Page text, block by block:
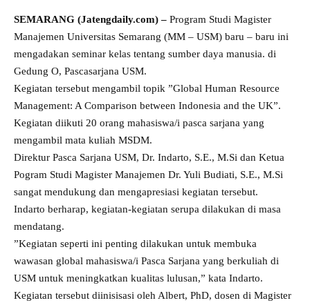
SEMARANG (Jatengdaily.com) – Program Studi Magister
Manajemen Universitas Semarang (MM – USM) baru – baru ini
mengadakan seminar kelas tentang sumber daya manusia. di
Gedung O, Pascasarjana USM.
Kegiatan tersebut mengambil topik ”Global Human Resource
Management: A Comparison between Indonesia and the UK”.
Kegiatan diikuti 20 orang mahasiswa/i pasca sarjana yang
mengambil mata kuliah MSDM.
Direktur Pasca Sarjana USM, Dr. Indarto, S.E., M.Si dan Ketua
Pogram Studi Magister Manajemen Dr. Yuli Budiati, S.E., M.Si
sangat mendukung dan mengapresiasi kegiatan tersebut.
Indarto berharap, kegiatan-kegiatan serupa dilakukan di masa
mendatang.
”Kegiatan seperti ini penting dilakukan untuk membuka
wawasan global mahasiswa/i Pasca Sarjana yang berkuliah di
USM untuk meningkatkan kualitas lulusan,” kata Indarto.
Kegiatan tersebut diinisisasi oleh Albert, PhD, dosen di Magister